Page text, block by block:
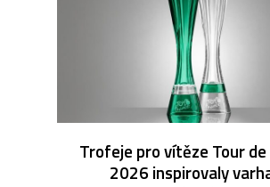
Trofeje pro vítěze Tour
2026 inspirovaly